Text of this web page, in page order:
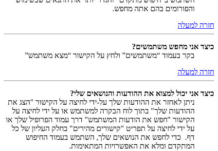
והפורומים בהם אתה מחפש.
חזרה למעלה
כיצד אני מחפש משתמשים?
בקר בעמוד “משתמשים” ולחץ על הקישור “מצא משתמש”
חזרה למעלה
כיצד אני יכול למצוא את ההודעות והנושאים שלי?
ניתן לאחזר את ההודעות שלך על-ידי לחיצה על הקישור "הצג את
ההודעות שלך" בתוך לוח הבקרה למשתמש או על ידי לחיצה על
הקישור "חפש את הודעות המשתמש" דרך עמוד הפרופיל שלך או
על ידי לחיצה על תפריט "קישורים מהירים" בחלק העליון של כל
דף. כדי לחפש את הנושאים שלך, השתמש בעמוד החיפוש
המתקדם ומלא את האפשרויות המתאימות.